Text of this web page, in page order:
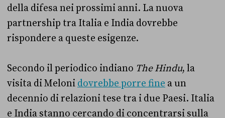
della difesa nei prossimi anni. La nuova
partnership tra Italia e India dovrebbe
rispondere a queste esigenze.
Secondo il periodico indiano The Hindu, la
visita di Meloni dovrebbe porre fine a un
decennio di relazioni tese tra i due Paesi. Italia
e India stanno cercando di concentrarsi sulla